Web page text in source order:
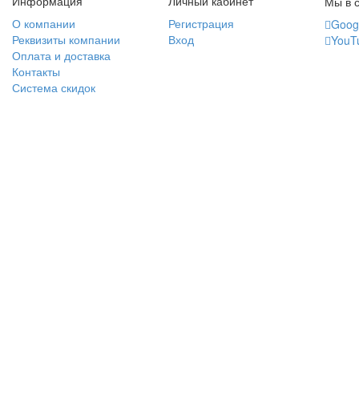
О компании
Реквизиты компании
Оплата и доставка
Контакты
Система скидок
Регистрация
Вход